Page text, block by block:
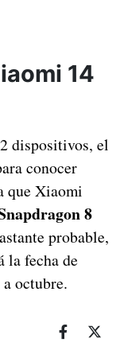
14
dispositivos, el
conocer
que Xiaomi
8
probable,
la fecha de
octubre.